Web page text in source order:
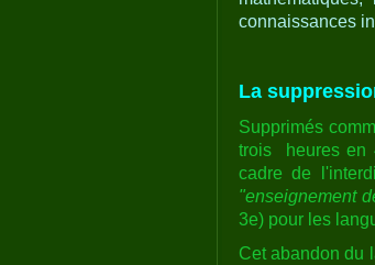
connaissances
La
Supprimés
trois heures en
cadre de
"enseignement
3e) pour les
Cet abandon du